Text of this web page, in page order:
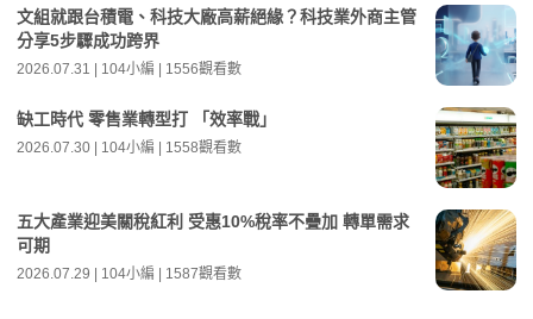
文組就跟台積電、科技大廠高薪絕緣？科技業外商主管
分享5步驟成功跨界
2026.07.31 | 104小編 | 1556觀看數
缺工時代 零售業轉型打 「效率戰」
2026.07.30 | 104小編 | 1558觀看數
五大產業迎美關稅紅利 受惠10%稅率不疊加 轉單需求
可期
2026.07.29 | 104小編 | 1587觀看數